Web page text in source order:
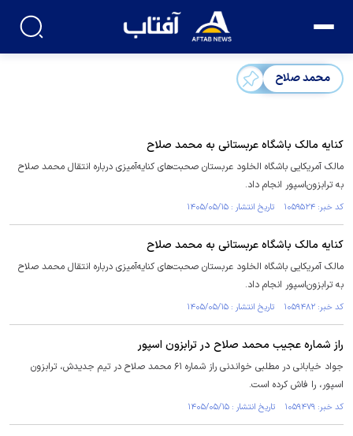
محمد صلاح
کنایه مالک باشگاه عربستانی به محمد صلاح
مالک آمریکایی باشگاه الخلود عربستان صحبت‌های کنایه‌آمیزی درباره انتقال محمد صلاح
به ترابزون‌اسپور انجام داد‌.
کد خبر: ۱۰۵۹۵۲۴ تاریخ انتشار : ۱۴۰۵/۰۵/۱۵
کنایه مالک باشگاه عربستانی به محمد صلاح
مالک آمریکایی باشگاه الخلود عربستان صحبت‌های کنایه‌آمیزی درباره انتقال محمد صلاح
به ترابزون‌اسپور انجام داد‌.
کد خبر: ۱۰۵۹۴۸۲ تاریخ انتشار : ۱۴۰۵/۰۵/۱۵
راز شماره عجیب محمد صلاح در ترابزون اسپور
جواد خیابانی در مطلبی خواندنی راز شماره ۶۱ محمد صلاح در تیم جدیدش، ترابزون
اسپور، را فاش کرده است.
کد خبر: ۱۰۵۹۴۷۹ تاریخ انتشار : ۱۴۰۵/۰۵/۱۵